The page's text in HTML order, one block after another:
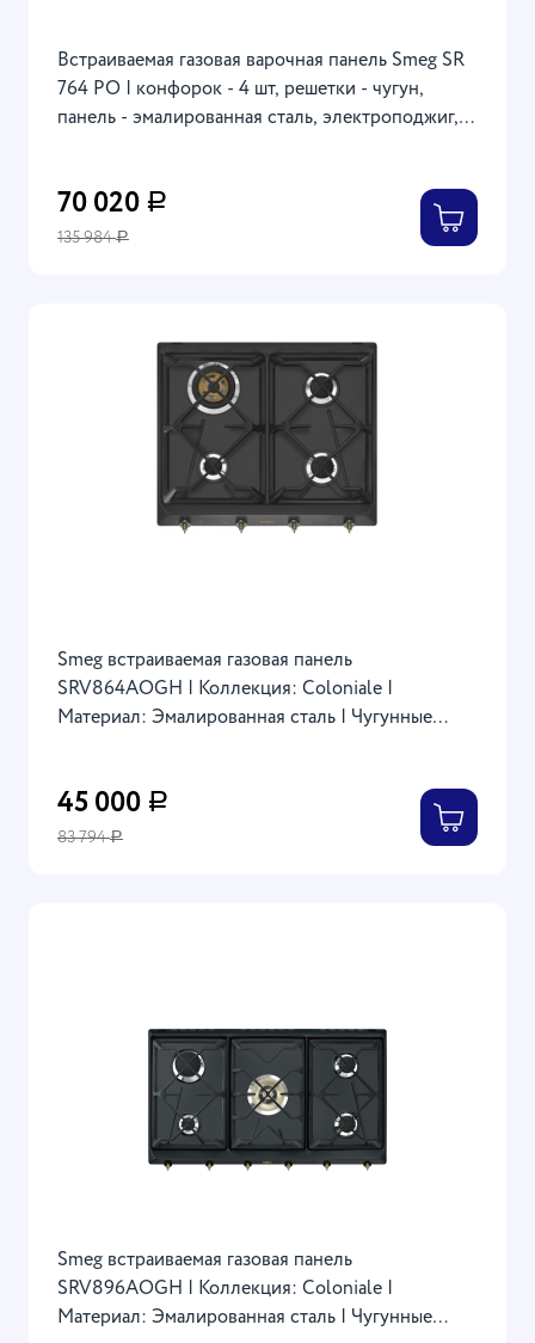
Встраиваемая газовая варочная панель Smeg SR
764 PO | конфорок - 4 шт, решетки - чугун,
панель - эмалированная сталь, электроподжиг,
70 020 Р
135 984Р
Smeg встраиваемая газовая панель
SRV864AOGH | Коллекция: Coloniale |
Материал: Эмалированная сталь | Чугунные
45 000 Р
83 794Р
Smeg встраиваемая газовая панель
SRV896AOGH | Коллекция: Coloniale |
Материал: Эмалированная сталь | Чугунные